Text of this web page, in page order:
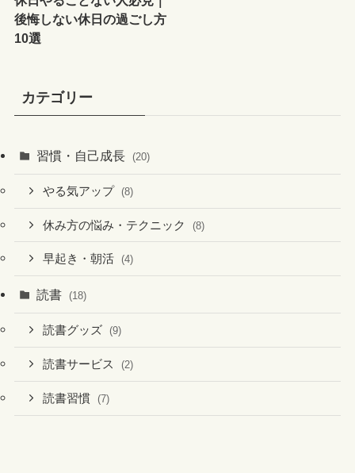
後悔しない休日の過ごし方
10選
カテゴリー
習慣・自己成長 (20)
やる気アップ (8)
休み方の悩み・テクニック (8)
早起き・朝活 (4)
読書 (18)
読書グッズ (9)
読書サービス (2)
読書習慣 (7)